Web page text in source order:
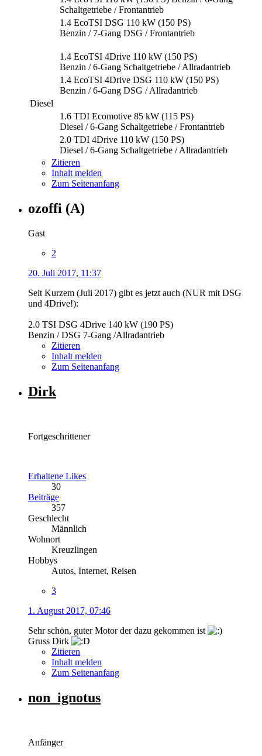
Schaltgetriebe / Frontantrieb
1.4 EcoTSI DSG 110 kW (150 PS)
Benzin / 7-Gang DSG / Frontantrieb
1.4 EcoTSI 4Drive 110 kW (150 PS)
Benzin / 6-Gang Schaltgetriebe / Allradantrieb
1.4 EcoTSI 4Drive DSG 110 kW (150 PS)
Benzin / 6-Gang DSG / Allradantrieb
Diesel
1.6 TDI Ecomotive 85 kW (115 PS)
Diesel / 6-Gang Schaltgetriebe / Frontantrieb
2.0 TDI 4Drive 110 kW (150 PS)
Diesel / 6-Gang Schaltgetriebe / Allradantrieb
Zitieren
Inhalt melden
Zum Seitenanfang
ozoffi (A)
Gast
2
20. Juli 2017, 11:37
Seit Kurzem (Juli 2017) gibt es jetzt auch (NUR mit DSG
und 4Drive!):
2.0 TSI DSG 4Drive 140 kW (190 PS)
Benzin / DSG 7-Gang /Allradantrieb
Zitieren
Inhalt melden
Zum Seitenanfang
Dirk
Fortgeschrittener
Erhaltene Likes
30
Beiträge
357
Geschlecht
Männlich
Wohnort
Kreuzlingen
Hobbys
Autos, Internet, Reisen
3
1. August 2017, 07:46
Sehr schön, guter Motor der dazu gekommen ist
Gruss Dirk
Zitieren
Inhalt melden
Zum Seitenanfang
non_ignotus
Anfänger